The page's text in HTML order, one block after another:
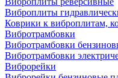
Виброплиты
Коврики к виброплитам,
Вибротрамбовки
Вибротрамбовки
Вибротрамбовки
Виброрейки